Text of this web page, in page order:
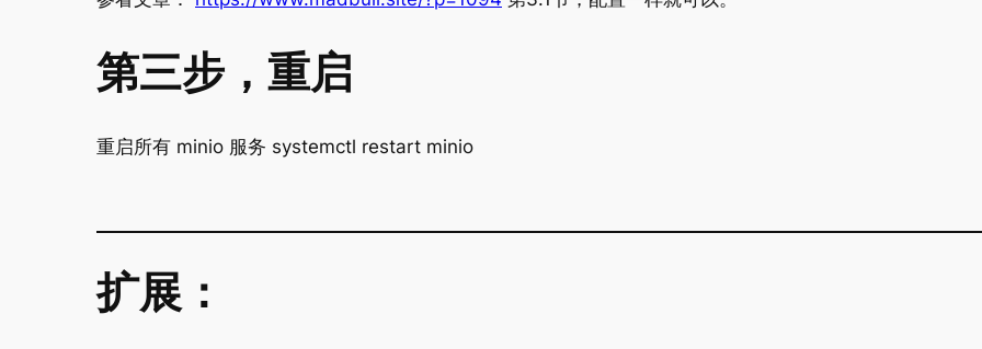
第三步，重启
重启所有 minio 服务 systemctl restart minio
扩展：